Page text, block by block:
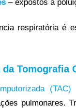
respiratória é
Tomografia
(TAC)
pulmonares.